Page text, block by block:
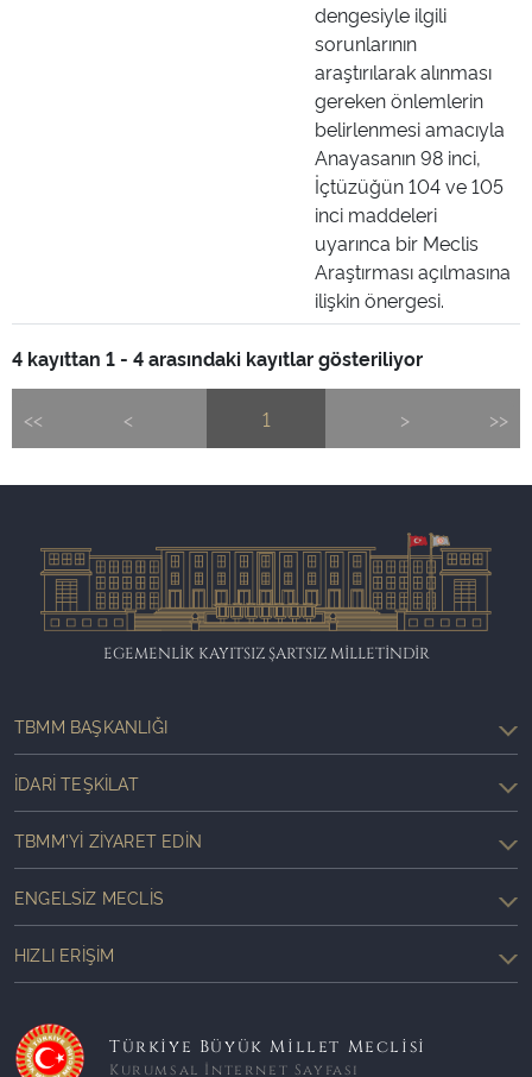
dengesiyle ilgili
sorunlarının
araştırılarak alınması
gereken önlemlerin
belirlenmesi amacıyla
Anayasanın 98 inci,
İçtüzüğün 104 ve 105
inci maddeleri
uyarınca bir Meclis
Araştırması açılmasına
ilişkin önergesi.
4 kayıttan 1 - 4 arasındaki kayıtlar gösteriliyor
<< < 1 > >>
EGEMENLİK KAYITSIZ ŞARTSIZ MİLLETİNDİR
TBMM BAŞKANLIĞI
İDARI TEŞKILAT
TBMM'YI ZIYARET EDIN
ENGELSIZ MECLIS
HIZLI ERIŞIM
Türkiye Büyük Millet Meclisi
Kurumsal İnternet Sayfası